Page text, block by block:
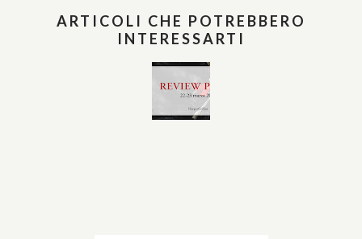
ARTICOLI CHE POTREBBERO
INTERESSARTI